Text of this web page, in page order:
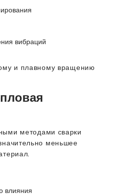
вибраций
и плавному вращению
методами сварки
меньшее
влияния